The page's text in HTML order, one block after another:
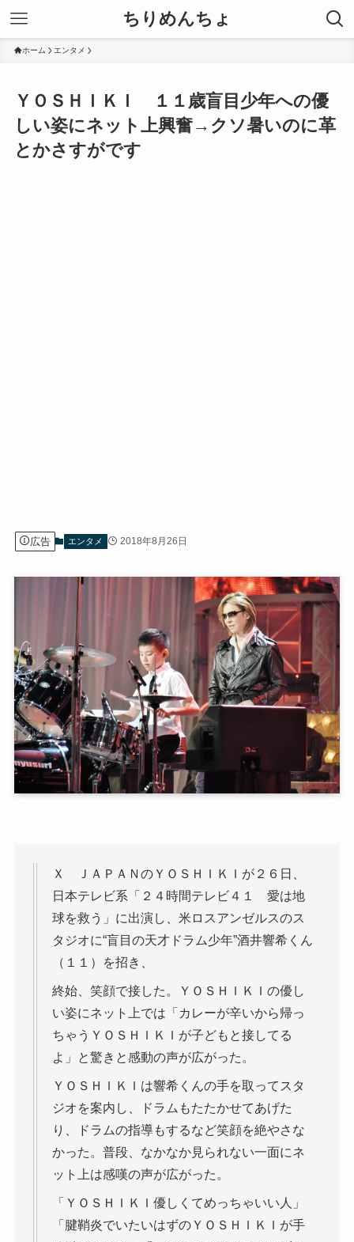
ちりめんちょ
ホーム エンタメ
ＹＯＳＨＩＫＩ １１歳盲目少年への優
しい姿にネット上興奮→クソ暑いのに革
とかさすがです
広告 エンタメ 2018年8月26日
Ｘ ＪＡＰＡＮのＹＯＳＨＩＫＩが２６日、
日本テレビ系「２４時間テレビ４１ 愛は地
球を救う」に出演し、米ロスアンゼルスのス
タジオに“盲目の天才ドラム少年”酒井響希くん
（１１）を招き、
終始、笑顔で接した。ＹＯＳＨＩＫＩの優し
い姿にネット上では「カレーが辛いから帰っ
ちゃうＹＯＳＨＩＫＩが子どもと接してる
よ」と驚きと感動の声が広がった。
ＹＯＳＨＩＫＩは響希くんの手を取ってスタ
ジオを案内し、ドラムもたたかせてあげた
り、ドラムの指導もするなど笑顔を絶やさな
かった。普段、なかなか見られない一面にネ
ット上は感嘆の声が広がった。
「ＹＯＳＨＩＫＩ優しくてめっちゃいい人」
「腱鞘炎でいたいはずのＹＯＳＨＩＫＩが手